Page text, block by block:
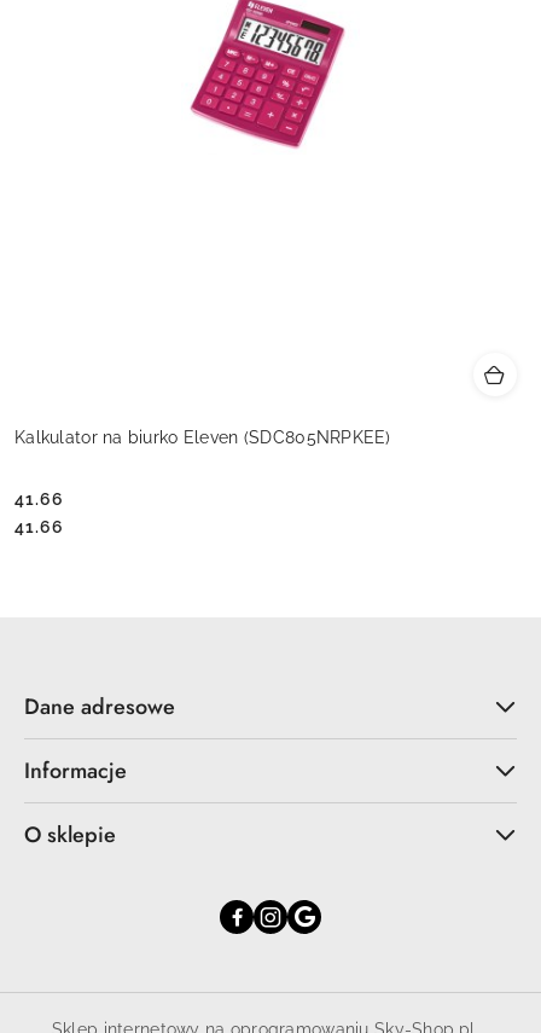
Kalkulator na biurko Eleven (SDC805NRPKEE)
Cena:
41.66
Cena:
41.66
Dane adresowe
Informacje
O sklepie